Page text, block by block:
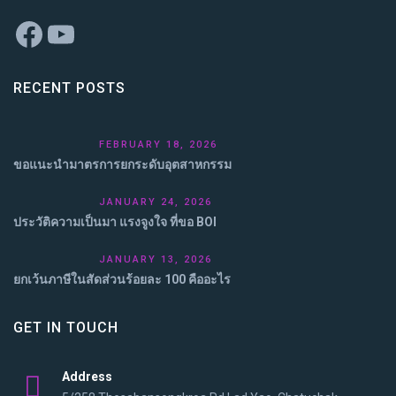
Facebook
YouTube
RECENT POSTS
FEBRUARY 18, 2026
ขอแนะนำมาตรการยกระดับอุตสาหกรรม
JANUARY 24, 2026
ประวัติความเป็นมา แรงจูงใจ ที่ขอ BOI
JANUARY 13, 2026
ยกเว้นภาษีในสัดส่วนร้อยละ 100 คืออะไร
GET IN TOUCH
Address